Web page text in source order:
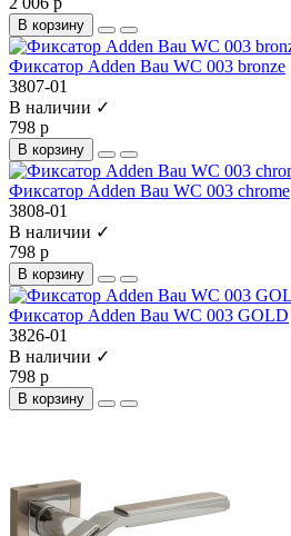
В корзину
Фиксатор Adden Bau WC 003 bronze
3807-01
В наличии ✓
798 р
В корзину
Фиксатор Adden Bau WC 003 chrome
3808-01
В наличии ✓
798 р
В корзину
Фиксатор Adden Bau WC 003 GOLD
3826-01
В наличии ✓
798 р
В корзину